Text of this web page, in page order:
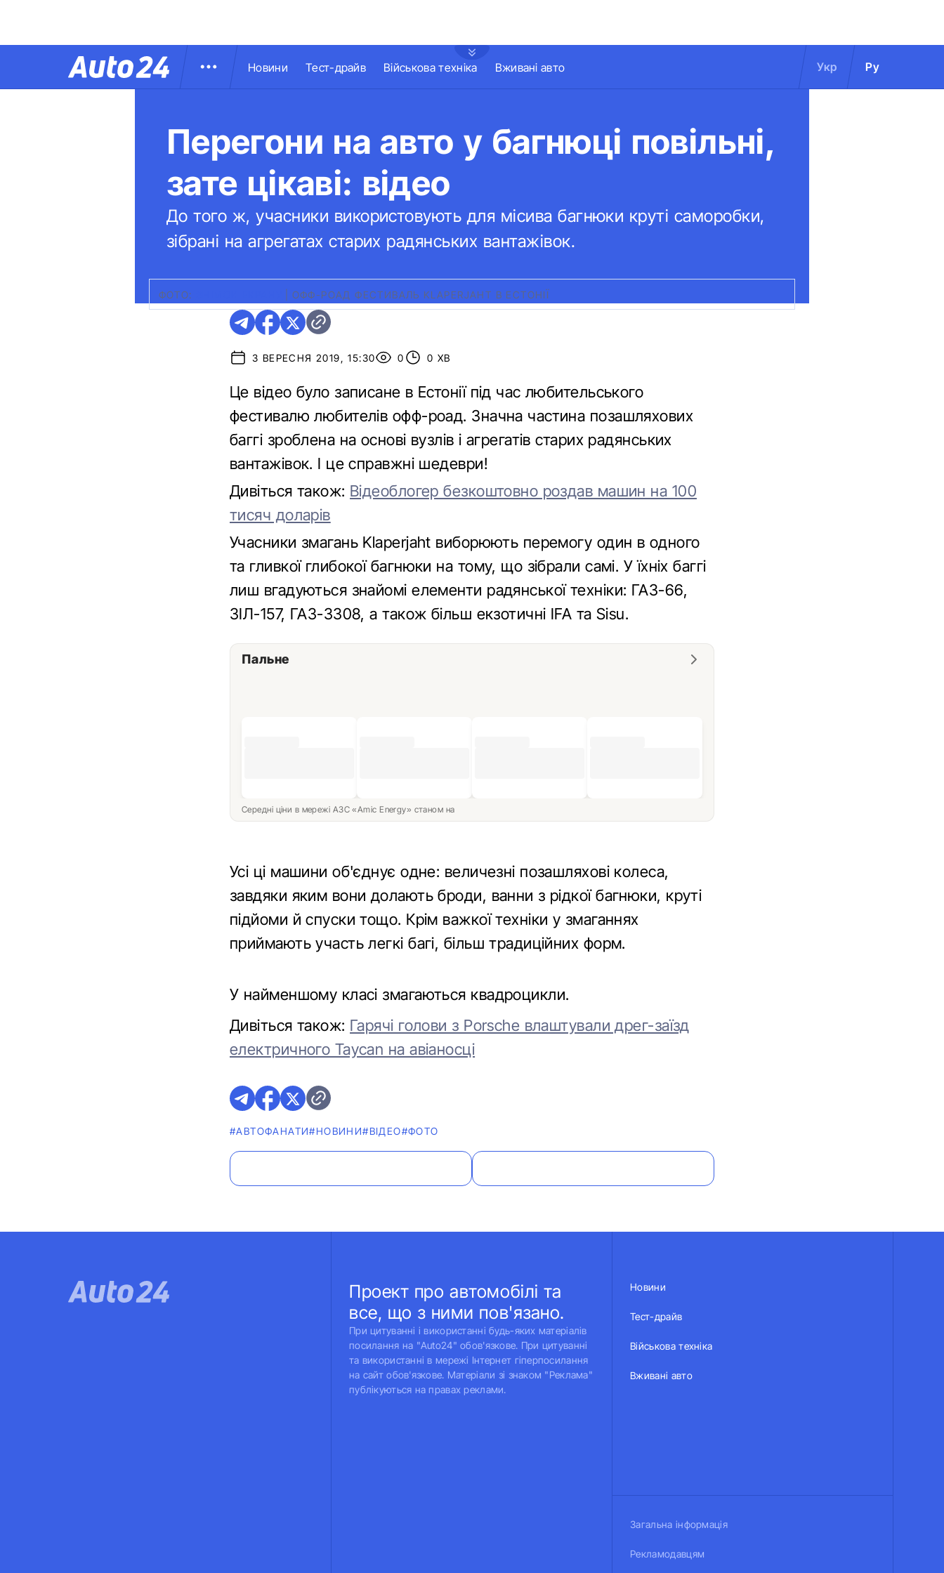
Новини Тест-драйв Військова техніка Вживані авто Укр Ру
Перегони на авто у багнюці повільні,
зате цікаві: відео
До того ж, учасники використовують для місива багнюки круті саморобки,
зібрані на агрегатах старих радянських вантажівок.
ФОТО: ОФФ-РОАД ФЕСТИВАЛЬ KLAPERJAHT В ЕСТОНІЇ
3 ВЕРЕСНЯ 2019, 15:30 0 0 ХВ
Це відео було записане в Естонії під час любительського
фестивалю любителів офф-роад. Значна частина позашляхових
баггі зроблена на основі вузлів і агрегатів старих радянських
вантажівок. І це справжні шедеври!
Дивіться також: Відеоблогер безкоштовно роздав машин на 100
тисяч доларів
Учасники змагань Klaperjaht виборюють перемогу один в одного
та гливкої глибокої багнюки на тому, що зібрали самі. У їхніх баггі
лиш вгадуються знайомі елементи радянської техніки: ГАЗ-66,
ЗІЛ-157, ГАЗ-3308, а також більш екзотичні IFA та Sisu.
Пальне
Середні ціни в мережі АЗС «Amic Energy» станом на
Усі ці машини об'єднує одне: величезні позашляхові колеса,
завдяки яким вони долають броди, ванни з рідкої багнюки, круті
підйоми й спуски тощо. Крім важкої техніки у змаганнях
приймають участь легкі багі, більш традиційних форм.
У найменшому класі змагаються квадроцикли.
Дивіться також: Гарячі голови з Porsche влаштували дрег-заїзд
електричного Taycan на авіаносці
#АВТОФАНАТИ#НОВИНИ#ВІДЕО#ФОТО
Проект про автомобілі та
все, що з ними пов'язано.
При цитуванні і використанні будь-яких матеріалів
посилання на "Auto24" обов'язкове. При цитуванні
та використанні в мережі Інтернет гіперпосилання
на сайт обов'язкове. Матеріали зі знаком "Реклама"
публікуються на правах реклами.
Новини
Тест-драйв
Військова техніка
Вживані авто
Загальна інформація
Рекламодавцям